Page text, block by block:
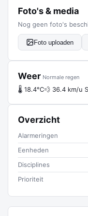
Foto's & media
Nog geen foto's
Foto uploaden
Weer Normale regen
🌡 18.4°C💨 36.4 km/u
Overzicht
Alarmeringen
Eenheden
Disciplines
Prioriteit